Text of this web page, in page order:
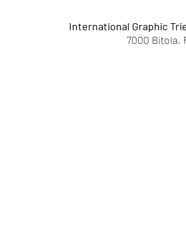
International Graphic
7000 Bitola,